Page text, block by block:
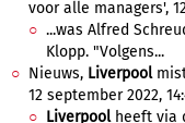
voor alle managers',
...was Alfred
Klopp. "Volgens...
Nieuws, Liverpoolmist
12 september 2022,
Liverpoolheeft via